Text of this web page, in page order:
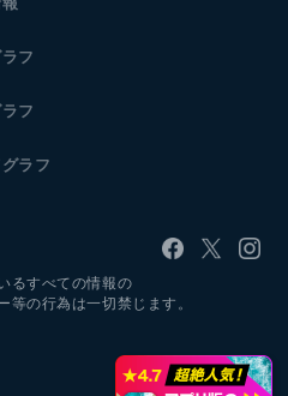
フ
フ
ラフ
るすべての情報の
等の行為は一切禁じます。